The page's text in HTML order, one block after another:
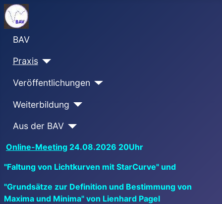
BAV
Praxis
Veröffentlichungen
Weiterbildung
Aus der BAV
Online-Meeting 24.08.2026 20Uhr
"Faltung von Lichtkurven mit StarCurve" und
"Grundsätze zur Definition und Bestimmung von
Maxima und Minima" von Lienhard Pagel